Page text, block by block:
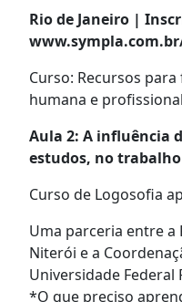
Rio de Janeiro |
Curso: Recursos
humana e profissional
Aula 2: A influência
estudos, no
Curso de Logosofia
Uma parceria entre a
Niterói e a
Universidade Federal
*O que preciso